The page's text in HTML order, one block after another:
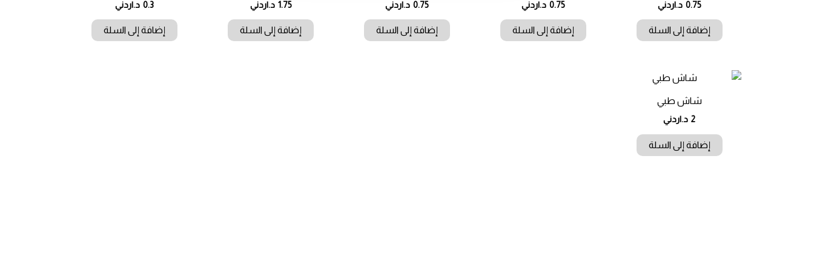
0.75 د.اردني
إضافة إلى السلة
0.75 د.اردني
إضافة إلى السلة
0.75 د.اردني
إضافة إلى السلة
1.75 د.اردني
إضافة إلى السلة
0.3 د.اردني
إضافة إلى السلة
شاش طبي
2 د.اردني
إضافة إلى السلة